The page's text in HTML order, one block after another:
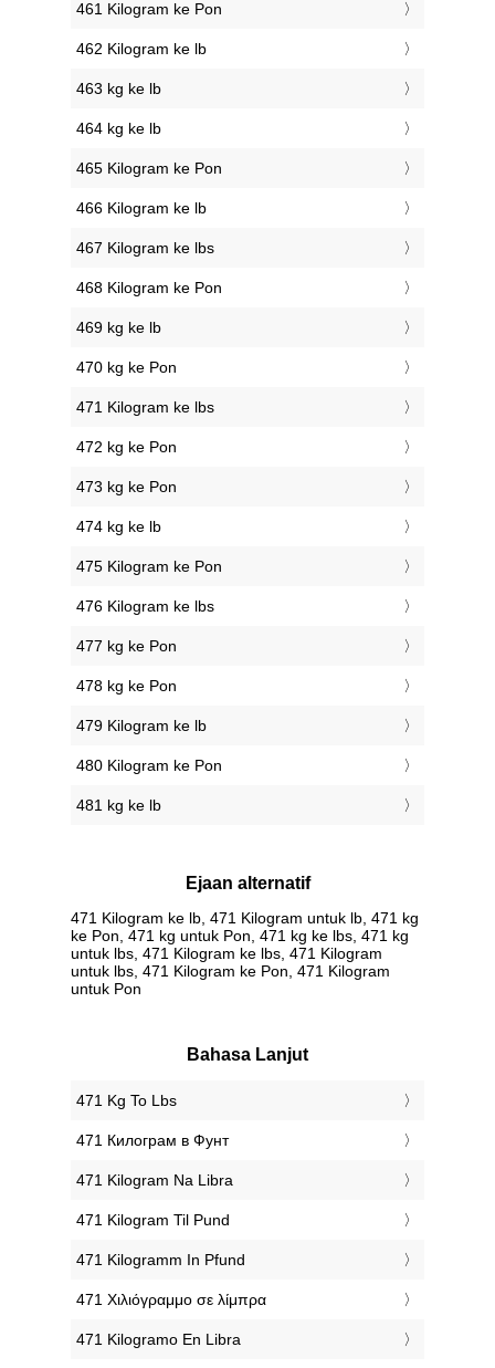
461 Kilogram ke Pon
462 Kilogram ke lb
463 kg ke lb
464 kg ke lb
465 Kilogram ke Pon
466 Kilogram ke lb
467 Kilogram ke lbs
468 Kilogram ke Pon
469 kg ke lb
470 kg ke Pon
471 Kilogram ke lbs
472 kg ke Pon
473 kg ke Pon
474 kg ke lb
475 Kilogram ke Pon
476 Kilogram ke lbs
477 kg ke Pon
478 kg ke Pon
479 Kilogram ke lb
480 Kilogram ke Pon
481 kg ke lb
Ejaan alternatif
471 Kilogram ke lb, 471 Kilogram untuk lb, 471 kg
ke Pon, 471 kg untuk Pon, 471 kg ke lbs, 471 kg
untuk lbs, 471 Kilogram ke lbs, 471 Kilogram
untuk lbs, 471 Kilogram ke Pon, 471 Kilogram
untuk Pon
Bahasa Lanjut
‎471 Kg To Lbs
‎471 Килограм в Фунт
‎471 Kilogram Na Libra
‎471 Kilogram Til Pund
‎471 Kilogramm In Pfund
‎471 Χιλιόγραμμο σε λίμπρα
‎471 Kilogramo En Libra